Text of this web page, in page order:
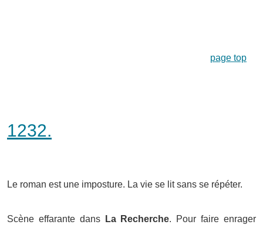
page top
1232.
Le roman est une imposture. La vie se lit sans se répéter.
Scène effarante dans La Recherche. Pour faire enrager